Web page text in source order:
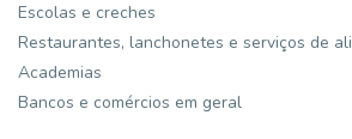
Escolas e creches
Restaurantes, lanchonetes e serviços de
Academias
Bancos e comércios em geral